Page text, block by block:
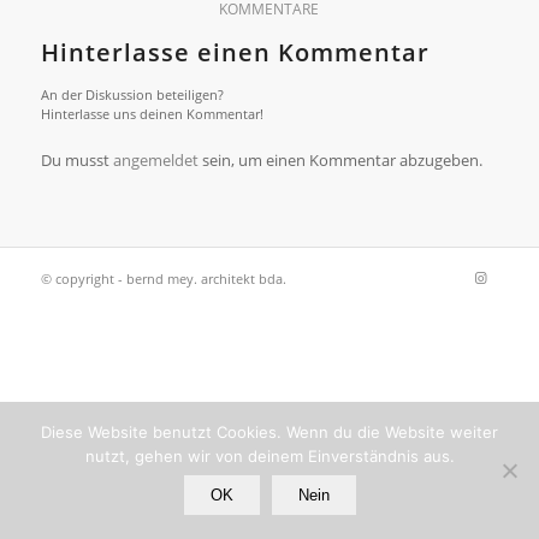
KOMMENTARE
Hinterlasse einen Kommentar
An der Diskussion beteiligen?
Hinterlasse uns deinen Kommentar!
Du musstangemeldetsein, um einen Kommentar abzugeben.
© copyright - bernd mey. architekt bda.
Diese Website benutzt Cookies. Wenn du die Website weiter
nutzt, gehen wir von deinem Einverständnis aus.
OK Nein